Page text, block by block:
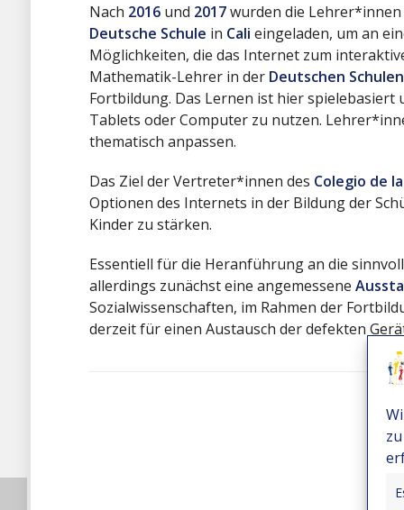
Nach 2016und 2017wurden die
Deutsche Schule in Cali eingeladen, um an
Möglichkeiten, die das Internet zum
Mathematik-Lehrer in der Deutschen Schulen
Fortbildung. Das Lernen ist hier spielebasiert
Tablets oder Computer zu nutzen.
thematisch anpassen.
Das Ziel der Vertreter*innen des Colegio de
Optionen des Internets in der Bildung der
Kinder zu stärken.
Essentiell für die Heranführung an die
allerdings zunächst eine angemessene
Sozialwissenschaften, im Rahmen der
derzeit für einen Austausch der defekten